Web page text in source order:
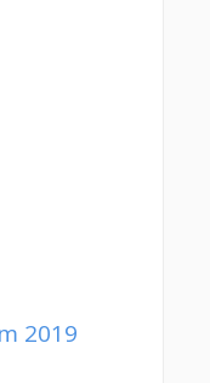
2019